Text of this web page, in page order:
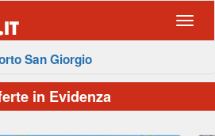
San Giorgio
in Evidenza